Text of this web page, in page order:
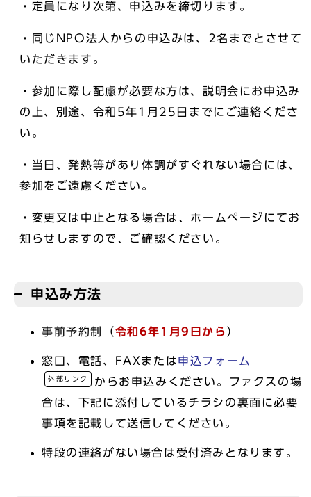
・定員になり次第、申込みを締切ります。
・同じNPO法人からの申込みは、2名までとさせて
いただきます。
・参加に際し配慮が必要な方は、説明会にお申込み
の上、別途、令和5年1月25日までにご連絡くださ
い。
・当日、発熱等があり体調がすぐれない場合には、
参加をご遠慮ください。
・変更又は中止となる場合は、ホームページにてお
知らせしますので、ご確認ください。
申込み方法
事前予約制（令和6年1月9日から ）
窓口、電話、FAXまたは申込フォーム
外部リンク
からお申込みください。ファクスの場
合は、下記に添付しているチラシの裏面に必要
事項を記載して送信してください。
特段の連絡がない場合は受付済みとなります。